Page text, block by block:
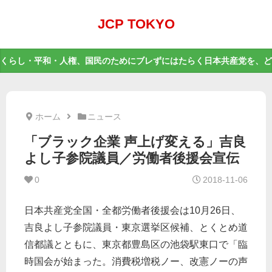
JCP TOKYO
くらし・平和・人権、国民のためにブレずにはたらく日本共産党を、
ホーム ニュース
「ブラック企業 声上げ変える」吉良
よし子参院議員／労働者後援会宣伝
0 2018-11-06
日本共産党全国・全都労働者後援会は10月26日、
吉良よし子参院議員・東京選挙区候補、とくとめ道
信都議とともに、東京都豊島区の池袋駅東口で「臨
時国会が始まった。消費税増税ノー、改憲ノーの声